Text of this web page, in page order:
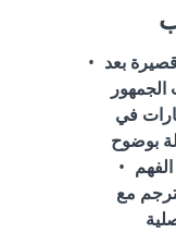
بعد
في
مع